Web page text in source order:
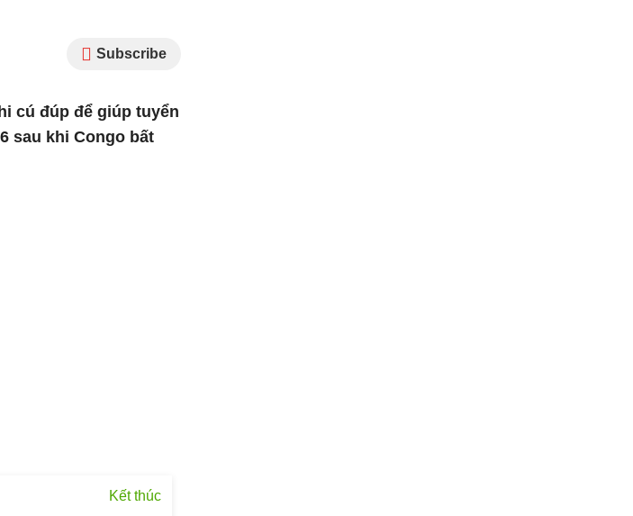
Subscribe
cú đúp để giúp tuyển
sau khi Congo bất